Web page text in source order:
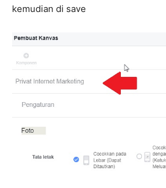
kemudian di save